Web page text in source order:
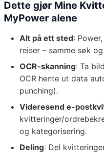
Dette gjør Mine
MyPower alene
Alt på ett sted:
reiser – samme søk
OCR-skanning: Ta
OCR hente ut data
punching).
Videresend e-
kvitteringer/
og kategorisering.
Deling: Del